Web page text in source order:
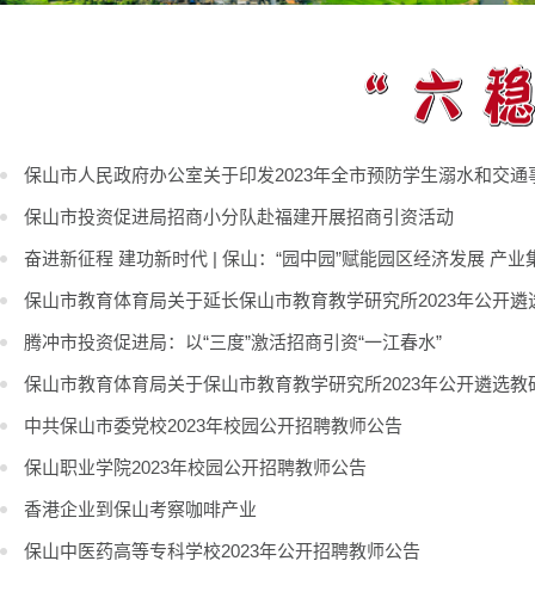
保山市人民政府办公室关于印发2023年全市预防学生溺水和交
保山市投资促进局招商小分队赴福建开展招商引资活动
奋进新征程 建功新时代 | 保山：“园中园”赋能园区经济发展 产业
保山市教育体育局关于延长保山市教育教学研究所2023年公开
腾冲市投资促进局：以“三度”激活招商引资“一江春水”
保山市教育体育局关于保山市教育教学研究所2023年公开遴选教
中共保山市委党校2023年校园公开招聘教师公告
保山职业学院2023年校园公开招聘教师公告
香港企业到保山考察咖啡产业
保山中医药高等专科学校2023年公开招聘教师公告